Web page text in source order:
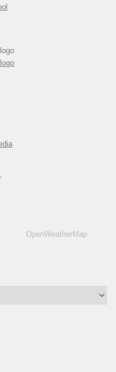
OpenWeatherMap